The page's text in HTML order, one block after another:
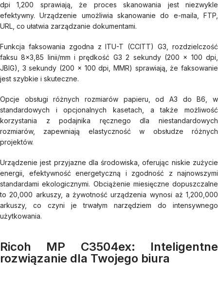
dpi 1,200 sprawiają, że proces skanowania jest niezwykle
efektywny. Urządzenie umożliwia skanowanie do e-maila, FTP,
URL, co ułatwia zarządzanie dokumentami.
Funkcja faksowania zgodna z ITU-T (CCITT) G3, rozdzielczość
faksu 8×3,85 linii/mm i prędkość G3 2 sekundy (200 x 100 dpi,
JBIG), 3 sekundy (200 x 100 dpi, MMR) sprawiają, że faksowanie
jest szybkie i skuteczne.
Opcje obsługi różnych rozmiarów papieru, od A3 do B6, w
standardowych i opcjonalnych kasetach, a także możliwość
korzystania z podajnika ręcznego dla niestandardowych
rozmiarów, zapewniają elastyczność w obsłudze różnych
projektów.
Urządzenie jest przyjazne dla środowiska, oferując niskie zużycie
energii, efektywność energetyczną i zgodność z najnowszymi
standardami ekologicznymi. Obciążenie miesięczne dopuszczalne
to 20,000 arkuszy, a żywotność urządzenia wynosi aż 1,200,000
arkuszy, co czyni je trwałym narzędziem do intensywnego
użytkowania.
Ricoh MP C3504ex: Inteligentne
rozwiązanie dla Twojego biura